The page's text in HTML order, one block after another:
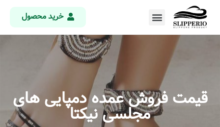
خرید محصول
قیمت فروش عمده دمپایی های
مجلسی نیکتا